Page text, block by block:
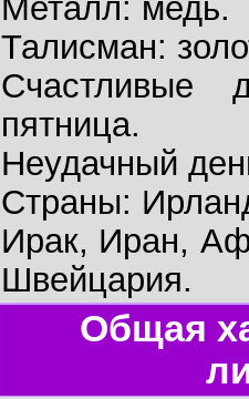
Металл: медь.
Талисман:
Счастливые
пятница.
Неудачный
Страны:
Ирак, Иран,
Швейцария.
Общая